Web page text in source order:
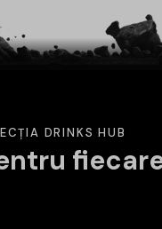
DRINKS HUB